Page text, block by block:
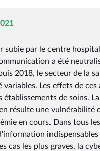
subie par le centre
a été
2018, le secteur de la
Les effets de
établissements de soins.
résulte une
en cours. Dans tous
cas les plus graves, la